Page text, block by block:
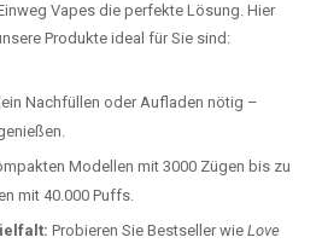
Vapes die perfekte Lösung. Hier
Produkte ideal für Sie sind:
Nachfüllen oder Aufladen nötig –
Modellen mit 3000 Zügen bis zu
mit 40.000 Puffs.
Probieren Sie Bestseller wie Love